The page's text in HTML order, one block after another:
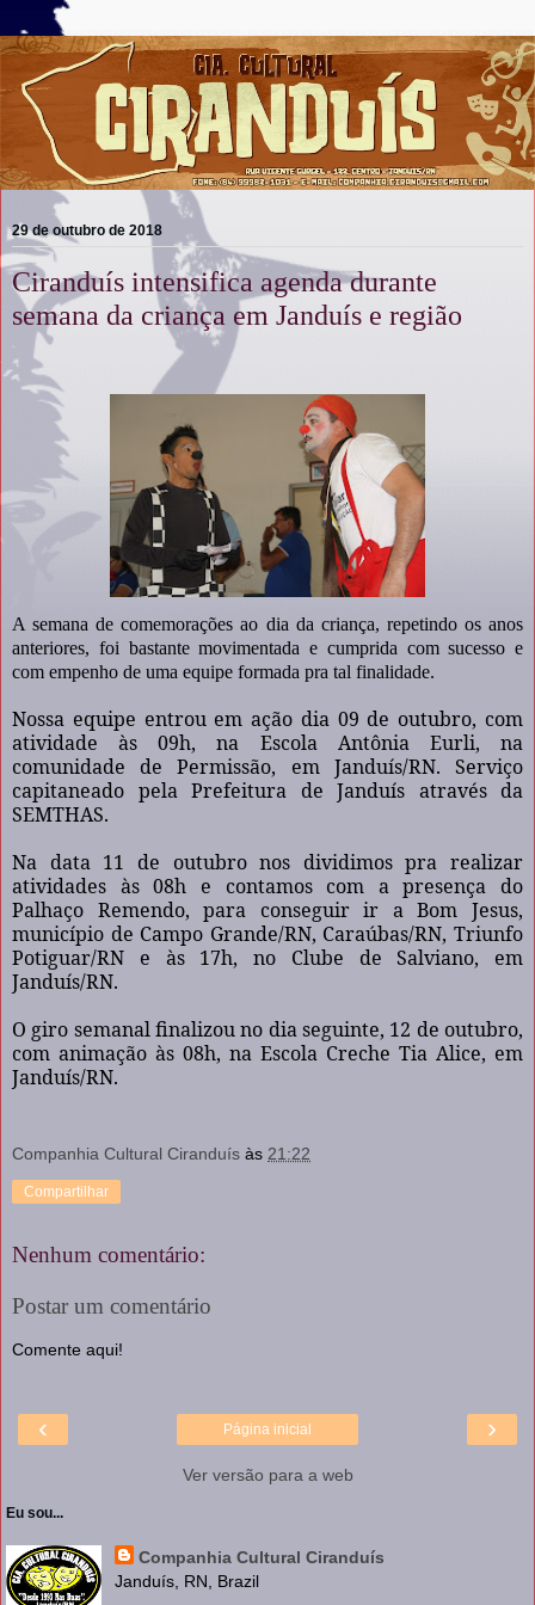
29 de outubro de 2018
Ciranduís intensifica agenda durante
semana da criança em Janduís e região
A semana de comemorações ao dia da criança, repetindo os anos
anteriores, foi bastante movimentada e cumprida com sucesso e
com empenho de uma equipe formada pra tal finalidade.
Nossa equipe entrou em ação dia 09 de outubro, com
atividade às 09h, na Escola Antônia Eurli, na
comunidade de Permissão, em Janduís/RN. Serviço
capitaneado pela Prefeitura de Janduís através da
SEMTHAS.
Na data 11 de outubro nos dividimos pra realizar
atividades às 08h e contamos com a presença do
Palhaço Remendo, para conseguir ir a Bom Jesus,
município de Campo Grande/RN, Caraúbas/RN, Triunfo
Potiguar/RN e às 17h, no Clube de Salviano, em
Janduís/RN.
O giro semanal finalizou no dia seguinte, 12 de outubro,
com animação às 08h, na Escola Creche Tia Alice, em
Janduís/RN.
Companhia Cultural Ciranduís às 21:22
Compartilhar
Nenhum comentário:
Postar um comentário
Comente aqui!
‹ ›
Página inicial
Ver versão para a web
Eu sou...
Companhia Cultural Ciranduís
Janduís, RN, Brazil